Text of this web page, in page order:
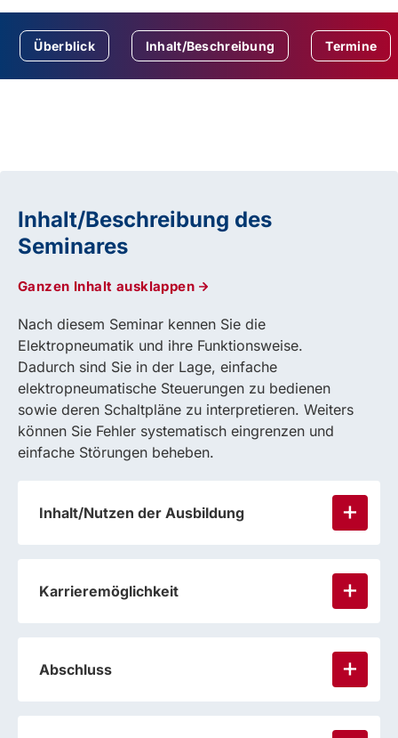
Überblick Inhalt/Beschreibung Termine
Inhalt/Beschreibung des
Seminares
Ganzen Inhalt ausklappen
Nach diesem Seminar kennen Sie die
Elektropneumatik und ihre Funktionsweise.
Dadurch sind Sie in der Lage, einfache
elektropneumatische Steuerungen zu bedienen
sowie deren Schaltpläne zu interpretieren. Weiters
können Sie Fehler systematisch eingrenzen und
einfache Störungen beheben.
Inhalt/Nutzen der Ausbildung
Karrieremöglichkeit
Abschluss